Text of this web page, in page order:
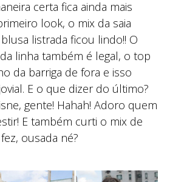
certa fica ainda mais
look, o mix da saia
listrada ficou lindo!! O
linha também é legal, o top
da barriga de fora e isso
E o que dizer do último?
gente! Hahah! Adoro quem
E também curti o mix de
ousada né?